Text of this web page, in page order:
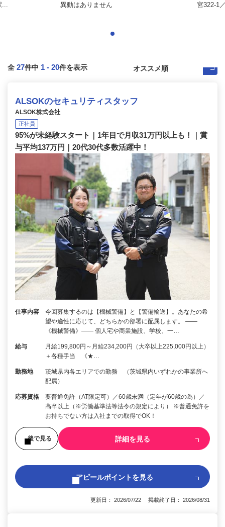
異動はありません
宮322-1
全 27件中 1 - 20件を表示
ALSOKのセキュリティスタッフ
ALSOK株式会社
正社員
95%が未経験スタート｜1年目で月収31万円以上も！｜賞
与平均137万円｜20代30代多数活躍中！
仕事内容
今回募集するのは【機械警備】と【警備輸送】。あなたの希
望や適性に応じて、どちらかの部署に配属します。 ――
《機械警備》―― 個人宅や商業施設、学校、一…
給与
月給199,800円～月給234,200円（大卒以上225,000円以上）
＋各種手当 《★…
勤務地
茨城県内各エリアでの勤務 （茨城県内いずれかの事業所へ
配属）
応募資格
要普通免許（AT限定可）／60歳未満（定年が60歳の為）／
高卒以上（※労働基準法等法令の規定により） ※普通免許を
お持ちでない方は入社までの取得でOK！
後で見る 詳細を見る
アピールポイントを見る
更新日： 2026/07/22 掲載終了日： 2026/08/31